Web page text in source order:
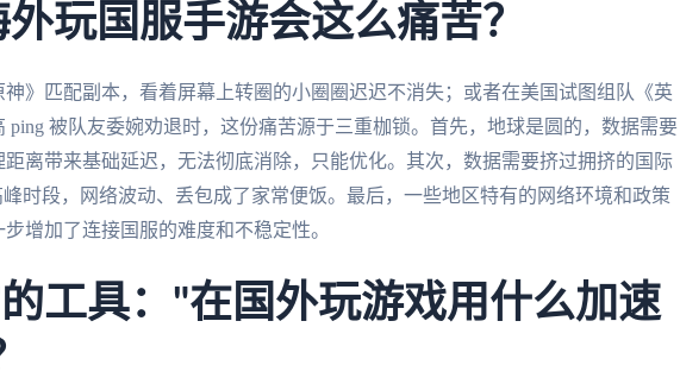
玩国服手游会这么痛苦？
》匹配副本，看着屏幕上转圈的小圈圈迟迟不消失；或者在美国试图组队《英
ping 被队友委婉劝退时，这份痛苦源于三重枷锁。首先，地球是圆的，数据需要
离带来基础延迟，无法彻底消除，只能优化。其次，数据需要挤过拥挤的国际
时段，网络波动、丢包成了家常便饭。最后，一些地区特有的网络环境和政策
增加了连接国服的难度和不稳定性。
工具："在国外玩游戏用什么加速